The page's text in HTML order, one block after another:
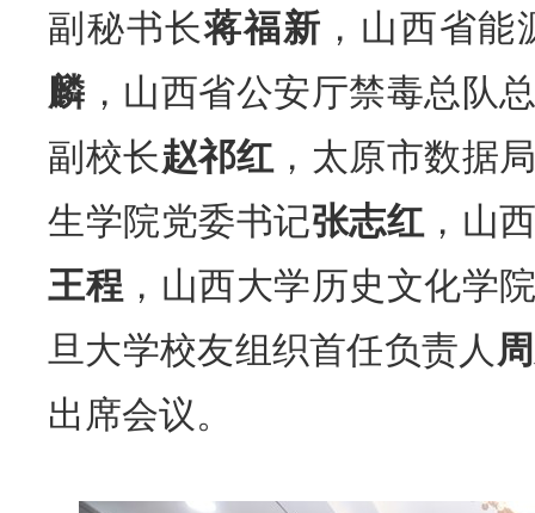
副秘书长蒋福新 ，山西省
麟 ，山西省公安厅禁毒总队
副校长赵祁红，太原市数据
生学院党委书记张志红，山
王程 ，山西大学历史文化学
旦大学校友组织首任负责人
出席会议。